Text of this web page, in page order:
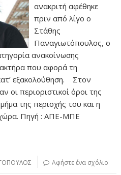
ανακριτή αφέθηκε
πριν από λίγο ο
Στάθης
Παναγιωτόπουλος, ο
ανακοίνωσης
που αφορά τη
εξακολούθηση. Στον
οι περιοριστικοί όροι της
της περιοχής του και η
Πηγή : ΑΠΕ-ΜΠΕ
Αφήστε ένα σχόλιο